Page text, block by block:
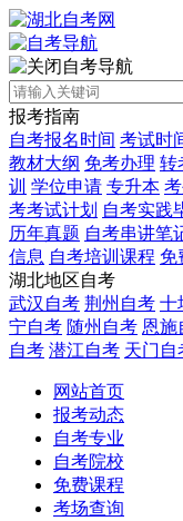
自考导航
报考指南
自考报名时间 考试时
教材大纲 免考办理 转
训 学位申请 专升本
考考试计划 自考实践
历年真题 自考串讲笔
信息 自考培训课程 免
湖北地区自考
武汉自考 荆州自考 十
宁自考 随州自考 恩施
自考 潜江自考 天门自
网站首页
报考动态
自考专业
自考院校
免费课程
考场查询